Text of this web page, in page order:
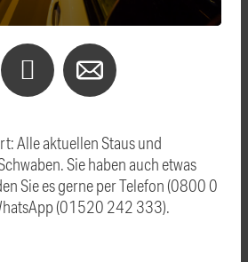
Alle aktuellen Staus und
Sie haben auch etwas
Sie es gerne per Telefon (0800 0
(01520 242 333).